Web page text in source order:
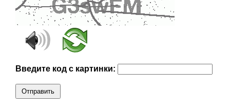
Введите код с картинки:
Отправить